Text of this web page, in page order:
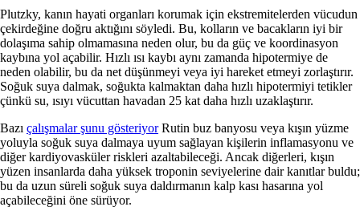
Plutzky, kanın hayati organları korumak için ekstremitelerden vücudun
çekirdeğine doğru aktığını söyledi. Bu, kolların ve bacakların iyi bir
dolaşıma sahip olmamasına neden olur, bu da güç ve koordinasyon
kaybına yol açabilir. Hızlı ısı kaybı aynı zamanda hipotermiye de
neden olabilir, bu da net düşünmeyi veya iyi hareket etmeyi zorlaştırır.
Soğuk suya dalmak, soğukta kalmaktan daha hızlı hipotermiyi tetikler
çünkü su, ısıyı vücuttan havadan 25 kat daha hızlı uzaklaştırır.
Bazı çalışmalar şunu gösteriyorRutin buz banyosu veya kışın yüzme
yoluyla soğuk suya dalmaya uyum sağlayan kişilerin inflamasyonu ve
diğer kardiyovasküler riskleri azaltabileceği. Ancak diğerleri, kışın
yüzen insanlarda daha yüksek troponin seviyelerine dair kanıtlar buldu;
bu da uzun süreli soğuk suya daldırmanın kalp kası hasarına yol
açabileceğini öne sürüyor.